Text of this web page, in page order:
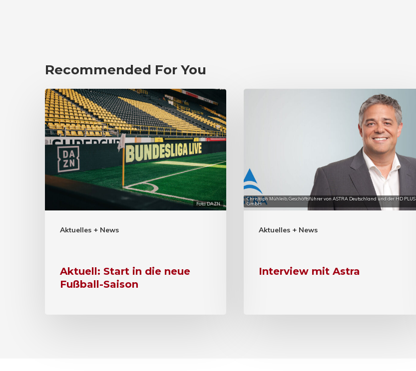
Recommended For You
Foto: DAZN
Aktuelles + News
Aktuell: Start in die neue
Fußball-Saison
Christoph Mühleib, Geschäftsführer von ASTRA Deutschland und der HD PLUS
GmbH
Aktuelles + News
Interview mit Astra